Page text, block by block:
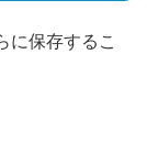
に保存するこ